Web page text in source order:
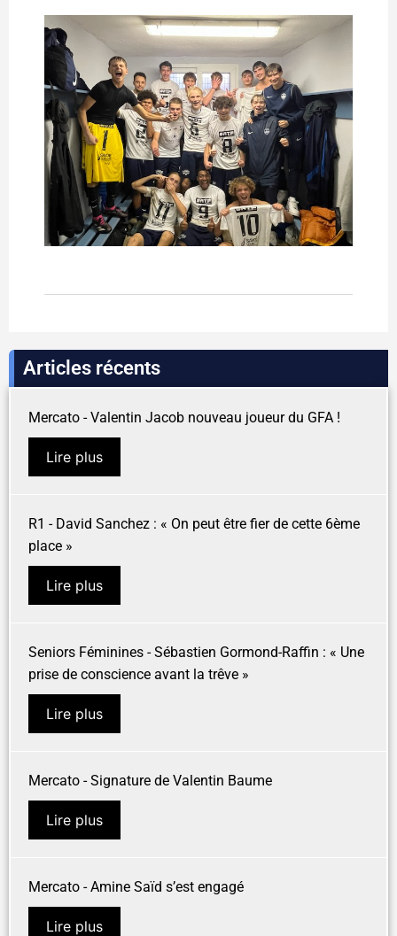
Articles récents
Mercato - Valentin Jacob nouveau joueur du GFA !
Lire plus
R1 - David Sanchez : « On peut être fier de cette 6ème
place »
Lire plus
Seniors Féminines - Sébastien Gormond-Raffin : « Une
prise de conscience avant la trêve »
Lire plus
Mercato - Signature de Valentin Baume
Lire plus
Mercato - Amine Saïd s’est engagé
Lire plus